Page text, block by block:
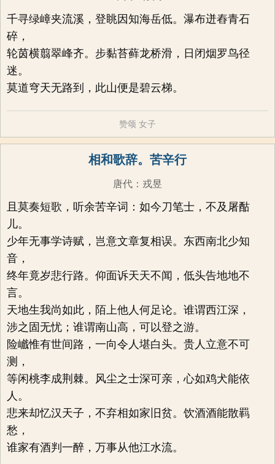
千寻绿嶂夹流溪，登眺因知海岳低。瀑布迸舂青石
碎，
轮茵横翦翠峰齐。步黏苔藓龙桥滑，日闭烟罗鸟径
迷。
莫道穹天无路到，此山便是碧云梯。
赞颂 女子
相和歌辞。苦辛行
唐代 ： 戎昱
且莫奏短歌，听余苦辛词：如今刀笔士，不及屠酤
儿。
少年无事学诗赋，岂意文章复相误。东西南北少知
音，
终年竟岁悲行路。仰面诉天天不闻，低头告地地不
言。
天地生我尚如此，陌上他人何足论。谁谓西江深，
涉之固无忧；谁谓南山高，可以登之游。
险巇惟有世间路，一向令人堪白头。贵人立意不可
测，
等闲桃李成荆棘。风尘之士深可亲，心如鸡犬能依
人。
悲来却忆汉天子，不弃相如家旧贫。饮酒酒能散羁
愁，
谁家有酒判一醉，万事从他江水流。